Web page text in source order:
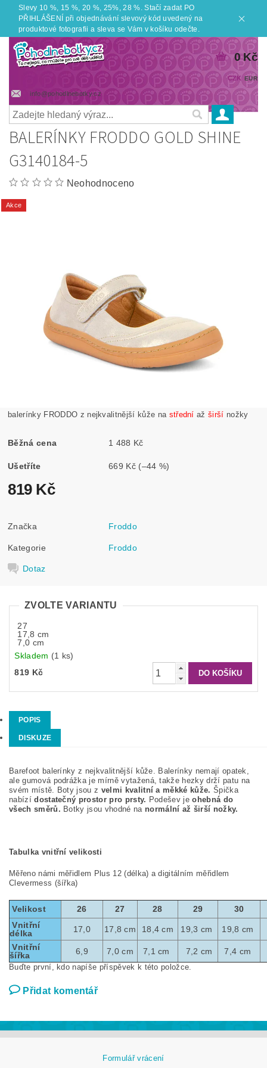
Slevy 10 %, 15 %, 20 %, 25%, 28 %. Stačí zadat PO
PŘIHLÁŠENÍ při objednávání slevový kód uvedený na
produktové fotografii a sleva se Vám v košíku odečte.
info@pohodlnebotky.cz
CZK EUR
0 Kč
BALERÍNKY FRODDO GOLD SHINE
G3140184-5
Neohodnoceno
Akce
balerínky FRODDO z nejkvalitnější kůže na střední ažširší nožky
Běžná cena 1 488 Kč
Ušetříte 669 Kč (–44 %)
819 Kč
Značka Froddo
Kategorie Froddo
Dotaz
ZVOLTE VARIANTU
27
17,8 cm
7,0 cm
Skladem (1 ks)
819 Kč
POPIS
DISKUZE
Barefoot balerínky z nejkvalitnější kůže. Balerínky nemají opatek,
ale gumová podrážka je mírně vytažená, takže hezky drží patu na
svém místě. Boty jsou z velmi kvalitní a měkké kůže. Špička
nabízídostatečný prostor pro prsty. Podešev jeohebná do
všech směrů. Botky jsou vhodné na normální až širší nožky.
Tabulka vnitřní velikosti
Měřeno námi měřidlem Plus 12 (délka) a digitálním měřidlem
Clevermess (šířka)
Velikost 26 27 28 29
30
Vnitřní
délka
17,0 17,8 cm 18,4 cm 19,3 cm 19,8 cm
Vnitřní
šířka
6,9 7,0 cm 7,1 cm 7,2 cm 7,4 cm
Buďte první, kdo napíše příspěvek k této položce.
Přidat komentář
Formulář vrácení